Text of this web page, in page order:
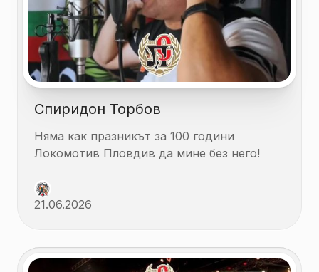
Спиридон Торбов
Няма как празникът за 100 години
Локомотив Пловдив да мине без него!
21.06.2026